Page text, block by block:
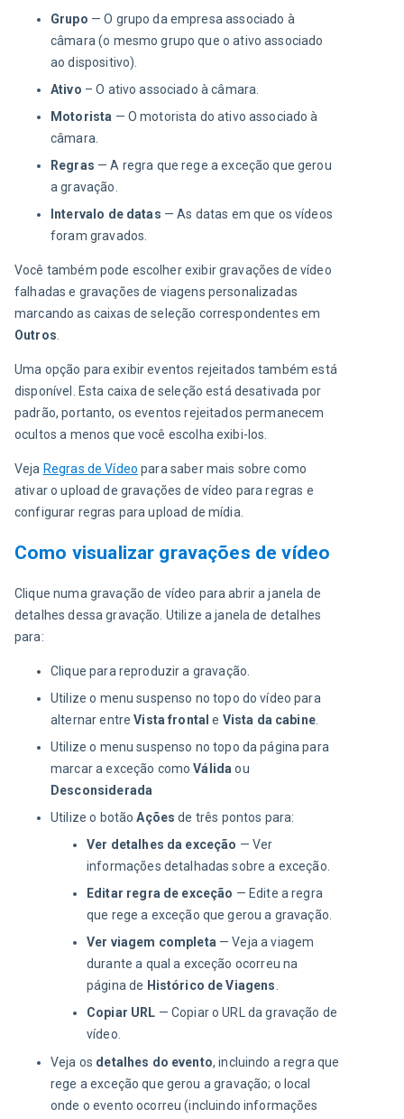
Grupo — O grupo da empresa associado à
câmara (o mesmo grupo que o ativo associado
ao dispositivo).
Ativo – O ativo associado à câmara.
Motorista — O motorista do ativo associado à
câmara.
Regras — A regra que rege a exceção que gerou
a gravação.
Intervalo de datas — As datas em que os vídeos
foram gravados.
Você também pode escolher exibir gravações de vídeo
falhadas e gravações de viagens personalizadas
marcando as caixas de seleção correspondentes em
Outros
Uma opção para exibir eventos rejeitados também está
disponível. Esta caixa de seleção está desativada por
padrão, portanto, os eventos rejeitados permanecem
ocultos a menos que você escolha exibi-los.
Veja Regras de Vídeo para saber mais sobre como
ativar o upload de gravações de vídeo para regras e
configurar regras para upload de mídia.
Como visualizar gravações de vídeo
Clique numa gravação de vídeo para abrir a janela de
detalhes dessa gravação. Utilize a janela de detalhes
para:
Clique para reproduzir a gravação.
Utilize o menu suspenso no topo do vídeo para
alternar entreVista frontal e Vista da cabine.
Utilize o menu suspenso no topo da página para
marcar a exceção comoVálidaou
Desconsiderada
Utilize o botãoAções de três pontos para:
Ver detalhes da exceção — Ver
informações detalhadas sobre a exceção.
Editar regra de exceção — Edite a regra
que rege a exceção que gerou a gravação.
Ver viagem completa— Veja a viagem
durante a qual a exceção ocorreu na
página de Histórico de Viagens.
Copiar URL — Copiar o URL da gravação de
vídeo.
Veja os detalhes do evento, incluindo a regra que
rege a exceção que gerou a gravação; o local
onde o evento ocorreu (incluindo informações